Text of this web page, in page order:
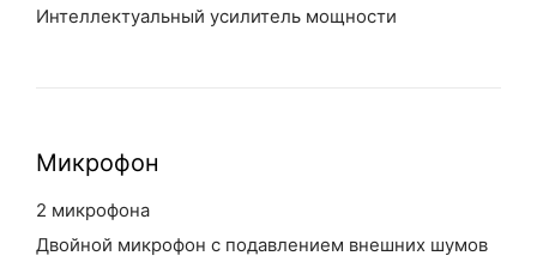
Интеллектуальный усилитель мощности
Микрофон
2 микрофона
Двойной микрофон с подавлением внешних шумов